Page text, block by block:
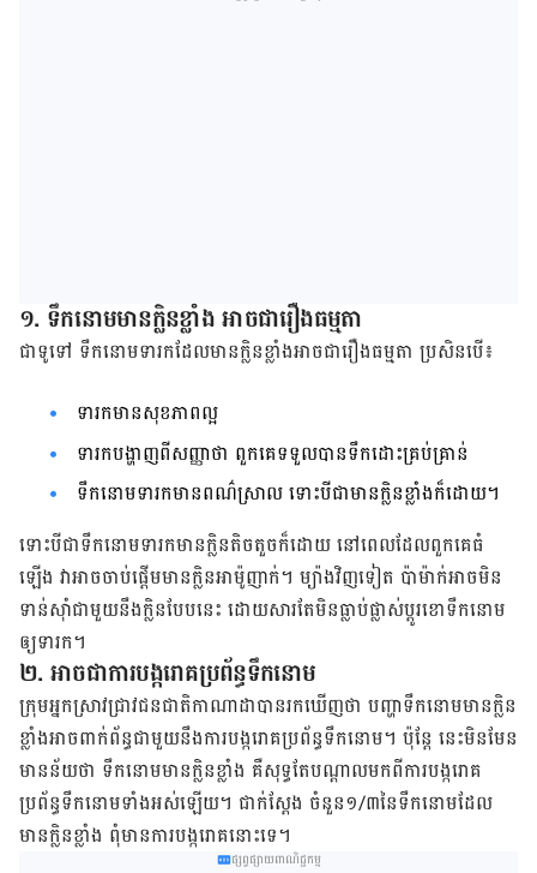
១. ទឹក​នោម​មាន​ក្លិន​ខ្លាំង​ អាច​ជា​រឿង​ធម្មតា​
​​​​​ជា​ទូទៅ​ ទឹក​នោម​ទារក​ដែល​មាន​ក្លិន​ខ្លាំង​អាច​ជា​រឿង​ធម្មតា ប្រសិនបើ​៖
ទារក​មាន​សុខភាព​ល្អ​
ទារក​បង្ហាញ​ពី​សញ្ញា​​ថា​ ពួក​គេ​ទទួល​បាន​ទឹក​ដោះ​គ្រប់គ្រាន់​​
ទឹក​នោម​ទារក​មាន​ពណ៌​ស្រាល​ ទោះ​បី​ជា​មាន​ក្លិន​ខ្លាំង​ក៏​ដោយ​។
ទោះ​បី​ជា​ទឹក​នោម​ទារក​មាន​ក្លិន​តិចតួច​ក៏​ដោយ​ នៅ​ពេល​ដែល​ពួក​គេ​ធំ​
ឡើង​ វា​អាច​ចាប់ផ្ដើម​មាន​ក្លិន​អាម៉ូញាក់​។​ ម្យ៉ាង​វិញ​ទៀត​ ប៉ា​ម៉ាក់​អាច​មិន​
ទាន់​ស៊ាំ​ជាមួយ​នឹង​ក្លិន​បែប​នេះ​ ​ដោយ​សារ​តែ​មិន​ធ្លាប់​ផ្លាស់ប្ដូរ​ខោ​ទឹក​នោម​
ឲ្យ​ទារក​។​
២. អាច​ជា​ការ​បង្ក​រោគ​ប្រព័ន្ធ​ទឹក​នោម​
ក្រុម​អ្នក​ស្រាវជ្រាវ​ជនជាតិ​កាណាដា​បាន​រក​ឃើញ​ថា​ បញ្ហា​ទឹក​នោម​មាន​ក្លិន​
ខ្លាំង​អាច​ពាក់ព័ន្ធ​ជាមួយ​នឹង​ការ​បង្ក​រោគ​ប្រព័ន្ធ​ទឹក​នោម​។​ ប៉ុន្តែ​ នេះ​មិន​មែន​
មាន​ន័យ​ថា​ ទឹក​នោម​មាន​ក្លិន​ខ្លាំង​ គឺ​សុទ្ធតែ​​បណ្ដាល​មក​ពី​ការ​បង្ក​រោគ​
ប្រព័ន្ធ​ទឹក​នោម​ទាំង​អស់​ឡើយ​។​ ជាក់​ស្ដែង​ ​ចំនួន​១/៣​នៃ​​​ទឹក​នោម​​ដែល​
មាន​ក្លិន​ខ្លាំង​ ពុំ​មាន​ការ​បង្ក​រោគ​​នោះ​ទេ។
ផ្សព្វផ្សាយពាណិជ្ជកម្ម